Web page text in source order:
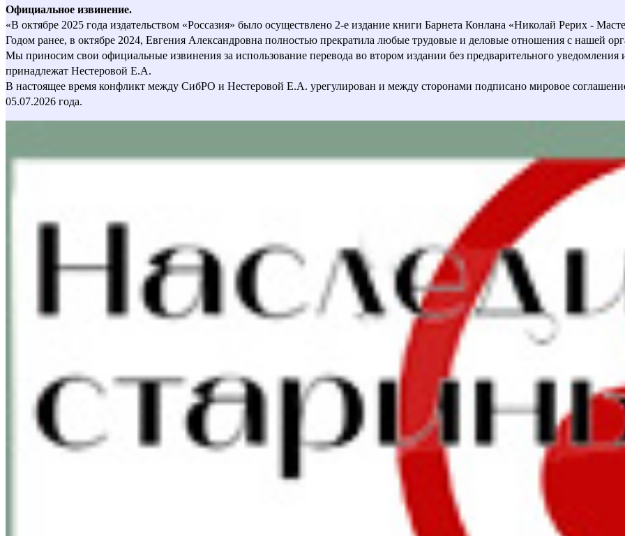
Официальное извинение.
«В октябре 2025 года издательством «Россазия» было осуществлено 2-е издание книги Барнета Конлана «Николай Рерих -
Годом ранее, в октябре 2024, Евгения Александровна полностью прекратила любые трудовые и деловые отношения с нашей
Мы приносим свои официальные извинения за использование перевода во втором издании без предварительного уведомления
принадлежат Нестеровой Е.А.
В настоящее время конфликт между СибРО и Нестеровой Е.А. урегулирован и между сторонами подписано мировое
05.07.2026 года.